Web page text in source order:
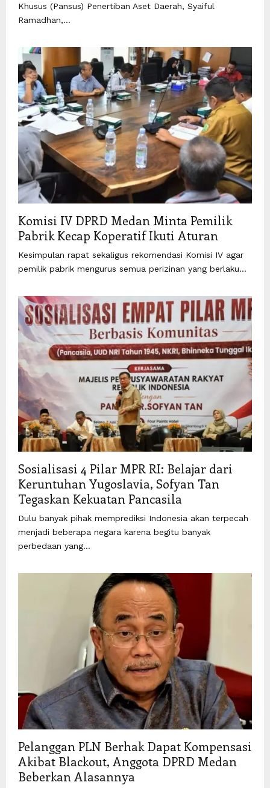
Khusus (Pansus) Penertiban Aset Daerah, Syaiful
Ramadhan,...
Komisi IV DPRD Medan Minta Pemilik
Pabrik Kecap Koperatif Ikuti Aturan
Kesimpulan rapat sekaligus rekomendasi Komisi IV agar
pemilik pabrik mengurus semua perizinan yang berlaku...
Sosialisasi 4 Pilar MPR RI: Belajar dari
Keruntuhan Yugoslavia, Sofyan Tan
Tegaskan Kekuatan Pancasila
Dulu banyak pihak memprediksi Indonesia akan terpecah
menjadi beberapa negara karena begitu banyak
perbedaan yang...
Pelanggan PLN Berhak Dapat Kompensasi
Akibat Blackout, Anggota DPRD Medan
Beberkan Alasannya